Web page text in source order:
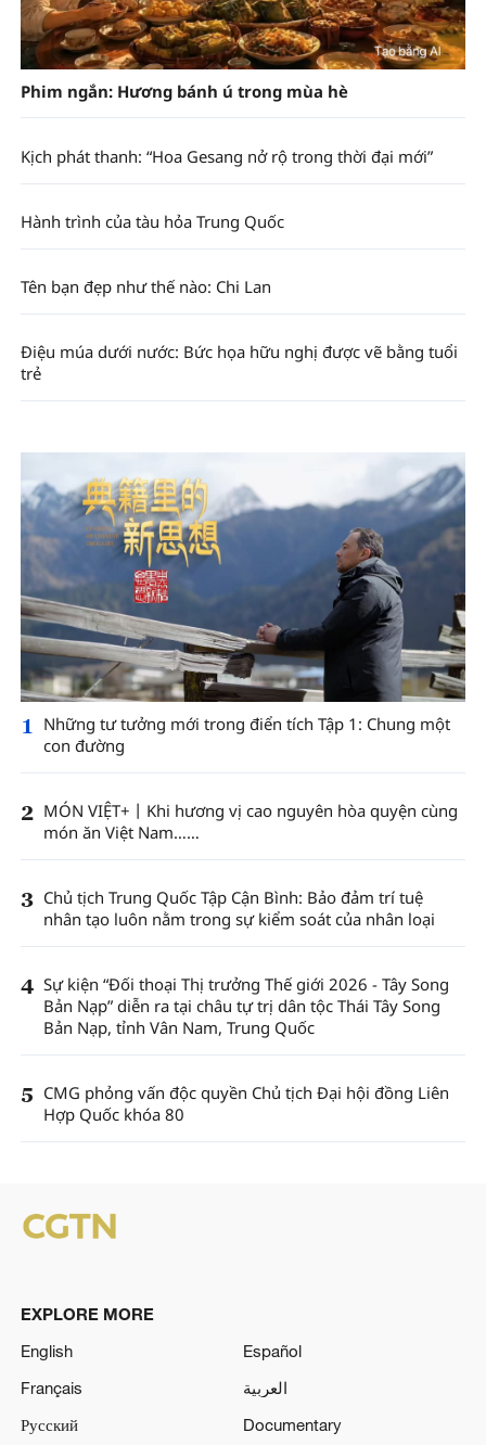
Phim ngắn: Hương bánh ú trong mùa hè
Kịch phát thanh: “Hoa Gesang nở rộ trong thời đại mới”
Hành trình của tàu hỏa Trung Quốc
Tên bạn đẹp như thế nào: Chi Lan
Điệu múa dưới nước: Bức họa hữu nghị được vẽ bằng tuổi
trẻ
1
Những tư tưởng mới trong điển tích Tập 1: Chung một
con đường
2 MÓN VIỆT+丨Khi hương vị cao nguyên hòa quyện cùng
món ăn Việt Nam……
3 Chủ tịch Trung Quốc Tập Cận Bình: Bảo đảm trí tuệ
nhân tạo luôn nằm trong sự kiểm soát của nhân loại
4 Sự kiện “Đối thoại Thị trưởng Thế giới 2026 - Tây Song
Bản Nạp” diễn ra tại châu tự trị dân tộc Thái Tây Song
Bản Nạp, tỉnh Vân Nam, Trung Quốc
5 CMG phỏng vấn độc quyền Chủ tịch Đại hội đồng Liên
Hợp Quốc khóa 80
EXPLORE MORE
English
Español
Français
العربية
Русский
Documentary